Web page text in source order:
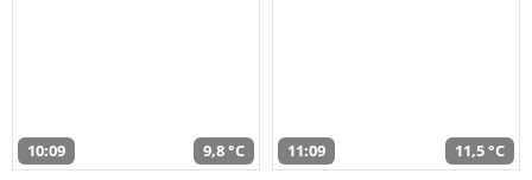
10:09 9,8 °C 11:09 11,5 °C